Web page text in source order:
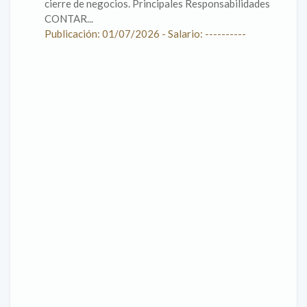
cierre de negocios. Principales Responsabilidades
CONTAR...
Publicación: 01/07/2026 - Salario: ----------